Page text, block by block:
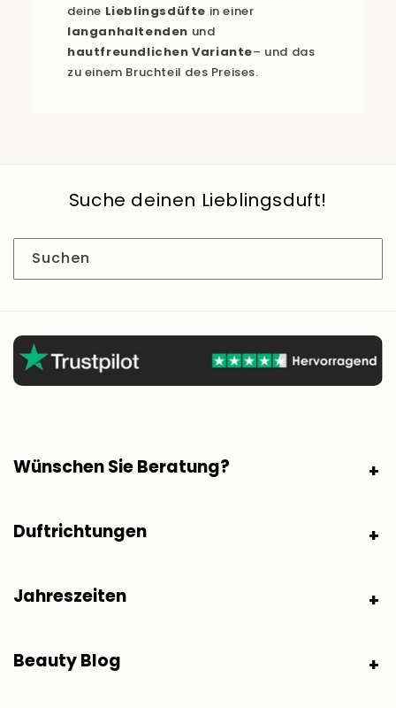
deine Lieblingsdüfte in einer
langanhaltenden und
hautfreundlichen Variante– und das
zu einem Bruchteil des Preises.
Suche deinen Lieblingsduft!
Suchen
Wünschen Sie Beratung?
Duftrichtungen
Jahreszeiten
Beauty Blog